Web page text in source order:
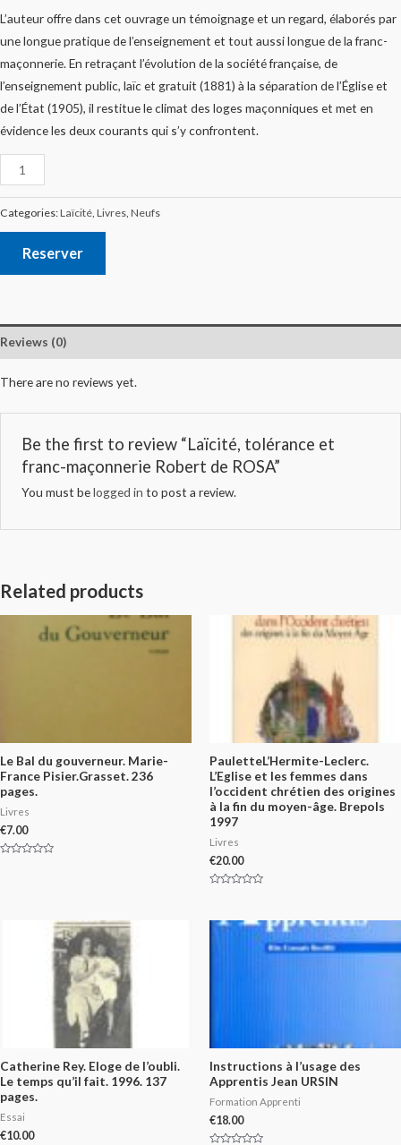
L’auteur offre dans cet ouvrage un témoignage et un regard, élaborés par
une longue pratique de l’enseignement et tout aussi longue de la franc-
maçonnerie. En retraçant l’évolution de la société française, de
l’enseignement public, laïc et gratuit (1881) à la séparation de l’Église et
de l’État (1905), il restitue le climat des loges maçonniques et met en
évidence les deux courants qui s’y confrontent.
Categories:Laïcité, Livres, Neufs
Reserver
Reviews (0)
There are no reviews yet.
Be the first to review “Laïcité, tolérance et
franc-maçonnerie Robert de ROSA”
You must belogged in to post a review.
Related products
Le Bal du gouverneur. Marie-
France Pisier.Grasset. 236
pages.
Livres
€7.00
PauletteL’Hermite-Leclerc.
L’Eglise et les femmes dans
l’occident chrétien des origines
à la fin du moyen-âge. Brepols
1997
Livres
€20.00
of
Catherine Rey. Eloge de l’oubli.
Le temps qu’il fait. 1996. 137
pages.
Essai
€10.00
Instructions à l’usage des
Apprentis Jean URSIN
Formation Apprenti
€18.00